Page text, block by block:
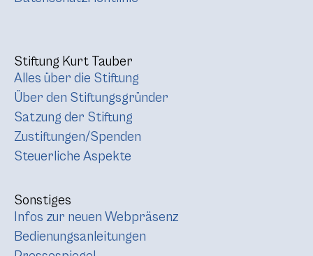
Stiftung Kurt Tauber
Alles über die Stiftung
Über den Stiftungsgründer
Satzung der Stiftung
Zustiftungen/Spenden
Steuerliche Aspekte
Sonstiges
Infos zur neuen Webpräsenz
Bedienungsanleitungen